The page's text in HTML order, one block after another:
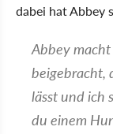
dabei hat Abbey
Abbey
beigebracht,
lässt und ich
du einem